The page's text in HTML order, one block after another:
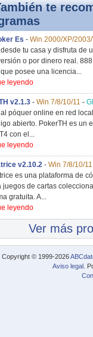
te
Es - Win 2000/XP/
tu casa y disfruta de
o por dinero real.
posee una licencia...
leyendo
v2.1.3 - Win 7/8/10/11 -
póquer online en red
abierto. PokerTH es un
con el...
leyendo
v2.10.2 - Win 7/8/10/11
es una plataforma de
juegos de cartas
gratuita. A...
leyendo
Ver más
Copyright © 1999-2026
Aviso legal .